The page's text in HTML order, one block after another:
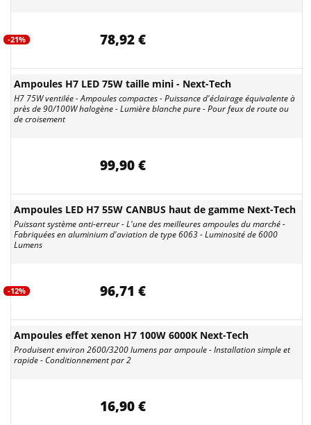
-21% 78,92 €
Ampoules H7 LED 75W taille mini - Next-Tech
H7 75W ventilée - Ampoules compactes - Puissance d'éclairage équivalente à
près de 90/100W halogène - Lumière blanche pure - Pour feux de route ou
de croisement
99,90 €
Ampoules LED H7 55W CANBUS haut de gamme Next-Tech
Puissant système anti-erreur - L'une des meilleures ampoules du marché -
Fabriquées en aluminium d'aviation de type 6063 - Luminosité de 6000
Lumens
-12% 96,71 €
Ampoules effet xenon H7 100W 6000K Next-Tech
Produisent environ 2600/3200 lumens par ampoule - Installation simple et
rapide - Conditionnement par 2
16,90 €